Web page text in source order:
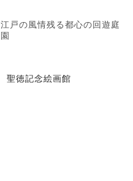
江戸の風情残る都心の回遊庭
園
聖徳記念絵画館